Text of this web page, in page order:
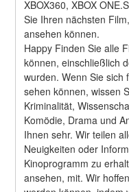
XBOX360, XBOX
Sie Ihren nächsten
ansehen können.
Happy Finden Sie alle
können, einschließlich
wurden. Wenn Sie sich
sehen können, wissen
Kriminalität,
Komödie, Drama und
Ihnen sehr. Wir teilen
Neuigkeiten oder
Kinoprogramm zu
ansehen, mit. Wir